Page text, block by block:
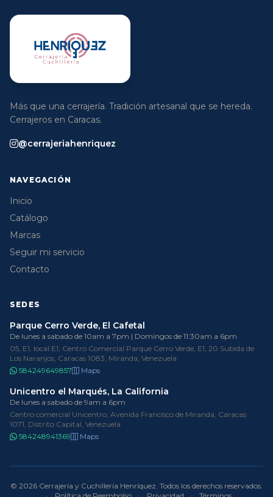
Más que una cerrajería. Tradición artesanal que se hereda.
Cerrajeros en Caracas.
@cerrajeriahenriquez
NAVEGACIÓN
Inicio
Catálogo
Marcas
Seguir mi servicio
Contacto
SEDES
Parque Cerro Verde, El Cafetal
De lunes a sabado de 10am a 7pm | Domingos de 11:30am a 6pm
05, E1, local E1, Centro Comercial Parque Cerro Verde, E1, 20 Subida de
Los Naranjos, Caracas 1083, Miranda, Venezuela
584249649857
Maps
Unicentro el Marqués, La California
De lunes a sabado de 9am a 6pm
Centro comercial Unicentro, Avenida Francisco de Miranda, Caracas
1071, Distrito Capital, Venezuela
584248941369
Maps
© 2026 Cerrajería y Cuchillería Henríquez. Todos los derechos reservados.